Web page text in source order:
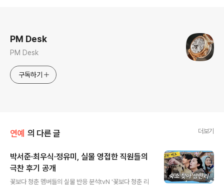
PM Desk
PM Desk
구독하기
연예 의 다른 글 더보기
박서준·최우식·정유미, 실물 영접한 직원들의
극찬 후기 공개
꽃보다 청춘 멤버들의 실물 반응 분석tvN '꽃보다 청춘 리